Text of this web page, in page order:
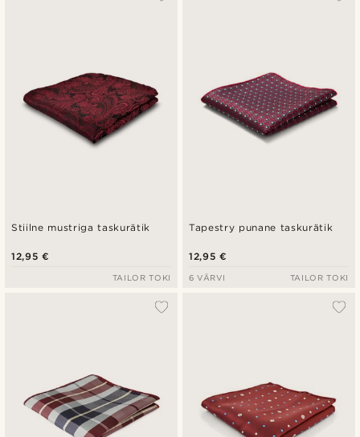
Stiilne mustriga taskurätik
12,95 €
TAILOR TOKI
Tapestry punane taskurätik
12,95 €
6 VÄRVI TAILOR TOKI